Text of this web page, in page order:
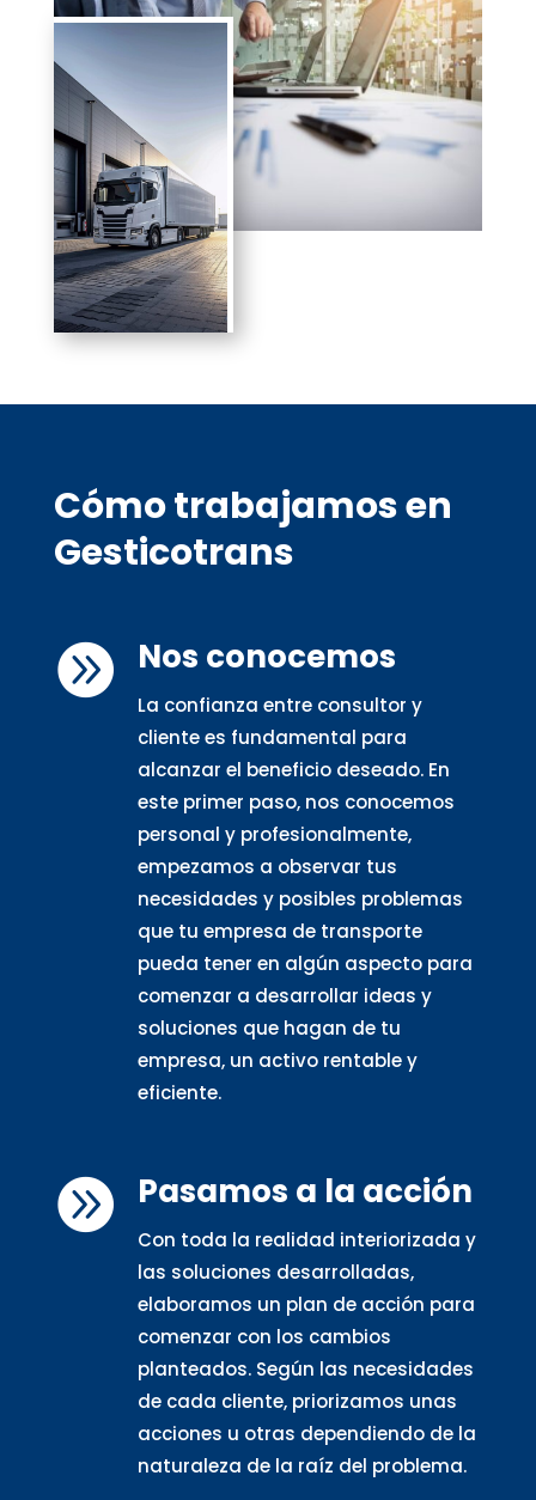
Cómo trabajamos en
Gesticotrans
 Nos conocemos
La confianza entre consultor y
cliente es fundamental para
alcanzar el beneficio deseado. En
este primer paso, nos conocemos
personal y profesionalmente,
empezamos a observar tus
necesidades y posibles problemas
que tu empresa de transporte
pueda tener en algún aspecto para
comenzar a desarrollar ideas y
soluciones que hagan de tu
empresa, un activo rentable y
eficiente.
 Pasamos a la acción
Con toda la realidad interiorizada y
las soluciones desarrolladas,
elaboramos un plan de acción para
comenzar con los cambios
planteados. Según las necesidades
de cada cliente, priorizamos unas
acciones u otras dependiendo de la
naturaleza de la raíz del problema.